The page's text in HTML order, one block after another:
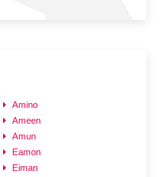
Amino
Ameen
Amun
Eamon
Eiman